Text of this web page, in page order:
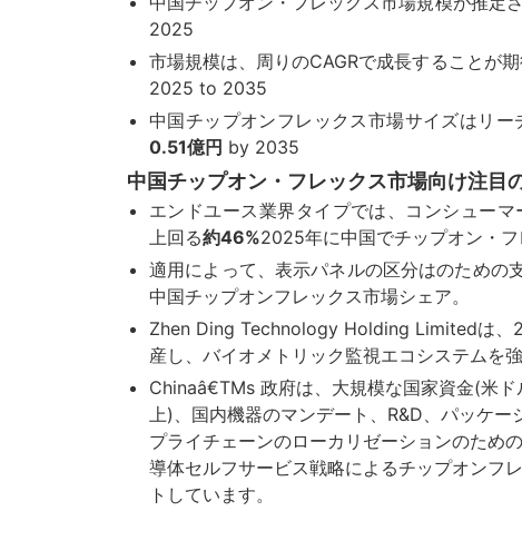
2025
市場規模は、周りのCAGRで成長することが
2025 to 2035
中国チップオンフレックス市場サイズはリー
0.51億円 by 2035
中国チップオン・フレックス市場向け注目
エンドユース業界タイプでは、コンシュー
上回る約46%2025年に中国でチップオン・フ
適用によって、表示パネルの区分はのための
中国チップオンフレックス市場シェア。
Zhen Ding Technology Holding Limitedは、
産し、バイオメトリック監視エコシステムを
Chinaâ€TMs 政府は、大規模な国家資金(米
上)、国内機器のマンデート、R&D、パッケ
プライチェーンのローカリゼーションのため
導体セルフサービス戦略によるチップオンフ
トしています。